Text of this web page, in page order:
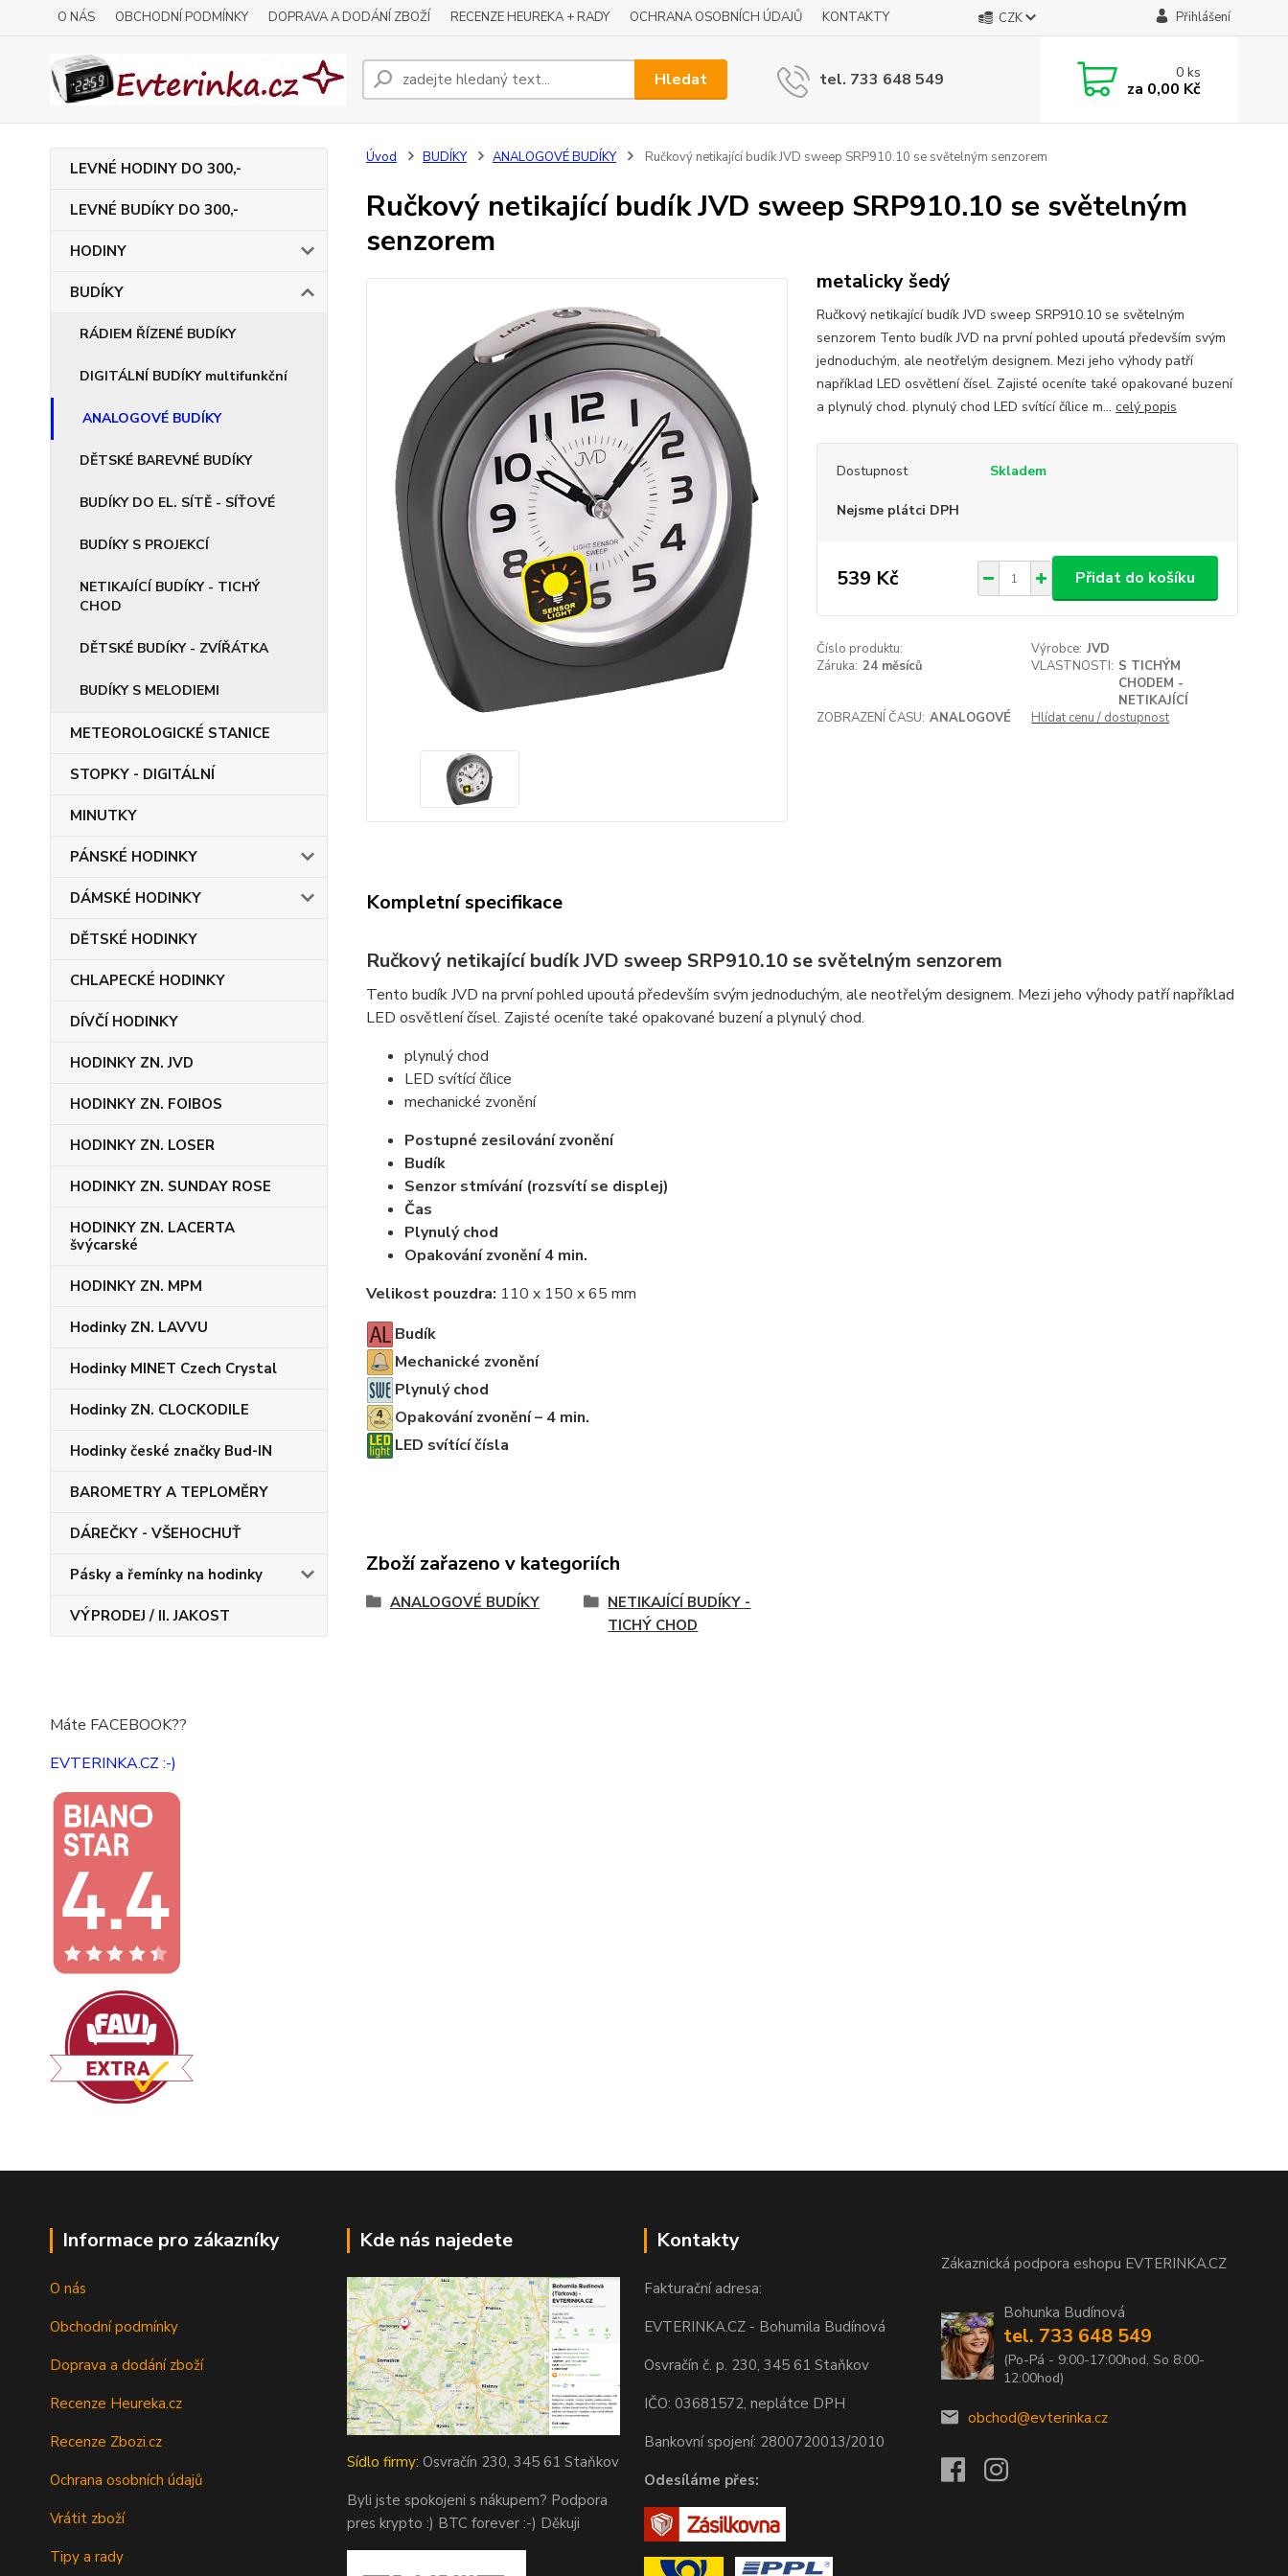
O NÁS OBCHODNÍ PODMÍNKY DOPRAVA A DODÁNÍ ZBOŽÍ RECENZE HEUREKA + RADY OCHRANA OSOBNÍCH ÚDAJŮ KONTAKTY CZK Přihlášení
Hledat tel. 733 648 549 0ks
za 0,00 Kč
LEVNÉ HODINY DO 300,-
LEVNÉ BUDÍKY DO 300,-
HODINY
BUDÍKY
RÁDIEM ŘÍZENÉ BUDÍKY
DIGITÁLNÍ BUDÍKY multifunkční
ANALOGOVÉ BUDÍKY
DĚTSKÉ BAREVNÉ BUDÍKY
BUDÍKY DO EL. SÍTĚ - SÍŤOVÉ
BUDÍKY S PROJEKCÍ
NETIKAJÍCÍ BUDÍKY - TICHÝ
CHOD
DĚTSKÉ BUDÍKY - ZVÍŘÁTKA
BUDÍKY S MELODIEMI
METEOROLOGICKÉ STANICE
STOPKY - DIGITÁLNÍ
MINUTKY
PÁNSKÉ HODINKY
DÁMSKÉ HODINKY
DĚTSKÉ HODINKY
CHLAPECKÉ HODINKY
DÍVČÍ HODINKY
HODINKY ZN. JVD
HODINKY ZN. FOIBOS
HODINKY ZN. LOSER
HODINKY ZN. SUNDAY ROSE
HODINKY ZN. LACERTA
švýcarské
HODINKY ZN. MPM
Hodinky ZN. LAVVU
Hodinky MINET Czech Crystal
Hodinky ZN. CLOCKODILE
Hodinky české značky Bud-IN
BAROMETRY A TEPLOMĚRY
DÁREČKY - VŠEHOCHUŤ
Pásky a řemínky na hodinky
VÝPRODEJ / II. JAKOST
Máte FACEBOOK??
EVTERINKA.CZ :-)
Úvod BUDÍKY ANALOGOVÉ BUDÍKY Ručkový netikající budík JVD sweep SRP910.10 se světelným senzorem
Ručkový netikající budík JVD sweep SRP910.10 se světelným
senzorem
metalicky šedý
Ručkový netikající budík JVD sweep SRP910.10 se světelným
senzorem Tento budík JVD na první pohled upoutá především svým
jednoduchým, ale neotřelým designem. Mezi jeho výhody patří
například LED osvětlení čísel. Zajisté oceníte také opakované buzení
a plynulý chod. plynulý chod LED svítící čílice m... celý popis
Dostupnost Skladem
Nejsme plátci DPH
539 Kč Přidat do košíku
Číslo produktu: Výrobce: JVD
Záruka: 24 měsíců VLASTNOSTI: S TICHÝM
CHODEM -
NETIKAJÍCÍ
ZOBRAZENÍ ČASU: ANALOGOVÉ Hlídat cenu / dostupnost
Kompletní specifikace
Ručkový netikající budík JVD sweep SRP910.10 se světelným senzorem
Tento budík JVD na první pohled upoutá především svým jednoduchým, ale neotřelým designem. Mezi jeho výhody patří například
LED osvětlení čísel. Zajisté oceníte také opakované buzení a plynulý chod.
plynulý chod
LED svítící čílice
mechanické zvonění
Postupné zesilování zvonění
Budík
Senzor stmívání (rozsvítí se displej)
Čas
Plynulý chod
Opakování zvonění 4 min.
Velikost pouzdra: 110 x 150 x 65 mm
Budík
Mechanické zvonění
Plynulý chod
Opakování zvonění – 4 min.
LED svítící čísla
Zboží zařazeno v kategoriích
ANALOGOVÉ BUDÍKY
NETIKAJÍCÍ BUDÍKY -
TICHÝ CHOD
Informace pro zákazníky
O nás
Obchodní podmínky
Doprava a dodání zboží
Recenze Heureka.cz
Recenze Zbozi.cz
Ochrana osobních údajů
Vrátit zboží
Tipy a rady
Kde nás najedete
Sídlo firmy: Osvračín 230, 345 61 Staňkov
Byli jste spokojeni s nákupem? Podpora
pres krypto :) BTC forever :-) Děkuji
Kontakty
Fakturační adresa:
EVTERINKA.CZ - Bohumila Budínová
Osvračín č. p. 230, 345 61 Staňkov
IČO: 03681572, neplátce DPH
Bankovní spojení: 2800720013/2010
Odesíláme přes:
Zákaznická podpora eshopu EVTERINKA.CZ
Bohunka Budínová
tel. 733 648 549
(Po-Pá - 9:00-17:00hod, So 8:00-
12:00hod)
obchod@evterinka.cz